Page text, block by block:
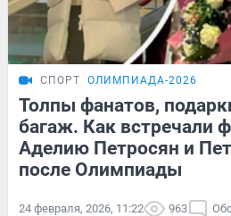
СПОРТ ОЛИМПИАДА-2026
Толпы фанатов,
багаж. Как встречали
Аделию Петросян и
после Олимпиады
24 февраля, 2026, 11:22 963